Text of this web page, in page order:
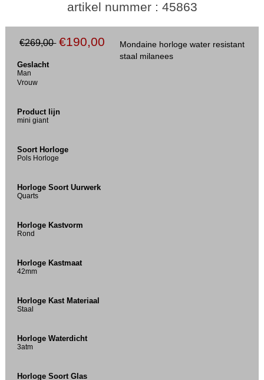
artikel nummer : 45863
Mondaine horloge water resistant
staal milanees
€269,00 €190,00
Geslacht
Man
Vrouw
Product lijn
mini giant
Soort Horloge
Pols Horloge
Horloge Soort Uurwerk
Quarts
Horloge Kastvorm
Rond
Horloge Kastmaat
42mm
Horloge Kast Materiaal
Staal
Horloge Waterdicht
3atm
Horloge Soort Glas